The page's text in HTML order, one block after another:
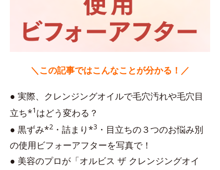
＼この記事ではこんなことが分かる！／
● 実際、クレンジングオイルで毛穴汚れや毛穴目
立ち*1 はどう変わる？
● 黒ずみ*2 ・詰まり*3 ・目立ちの３つのお悩み別
の使用ビフォーアフターを写真で！
● 美容のプロが「オルビス ザ クレンジングオイ